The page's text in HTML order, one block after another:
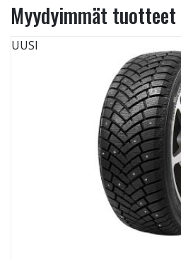
Myydyimmät tuotteet
UUSI